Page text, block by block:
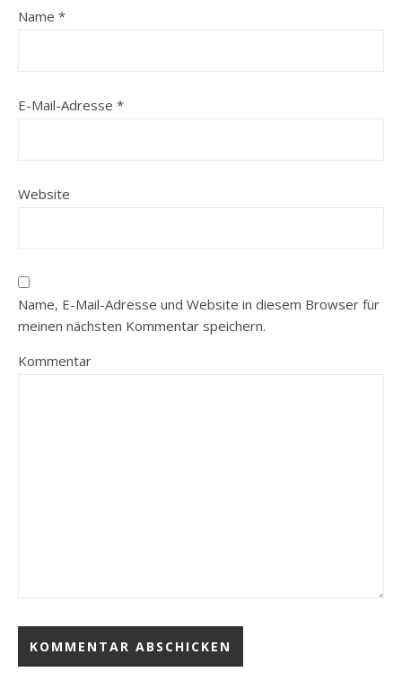
Name *
E-Mail-Adresse *
Website
Name, E-Mail-Adresse und Website in diesem Browser für
meinen nächsten Kommentar speichern.
Kommentar